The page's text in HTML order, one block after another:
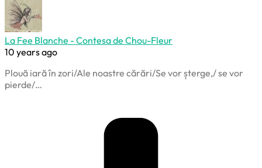
La Fee Blanche - Contesa de Chou-Fleur
10 years ago
Plouă iară în zori/Ale noastre cărări/Se vor șterge,/ se vor
pierde/…